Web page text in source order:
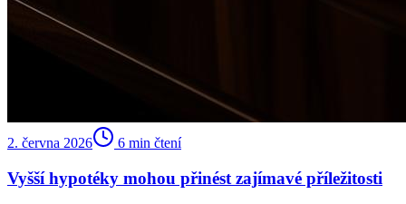
2. června 2026 6 min čtení
Vyšší hypotéky mohou přinést zajímavé příležitosti